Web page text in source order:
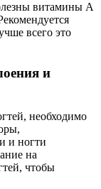
витамины A
всего это
и
необходимо
и ногти
на
чтобы